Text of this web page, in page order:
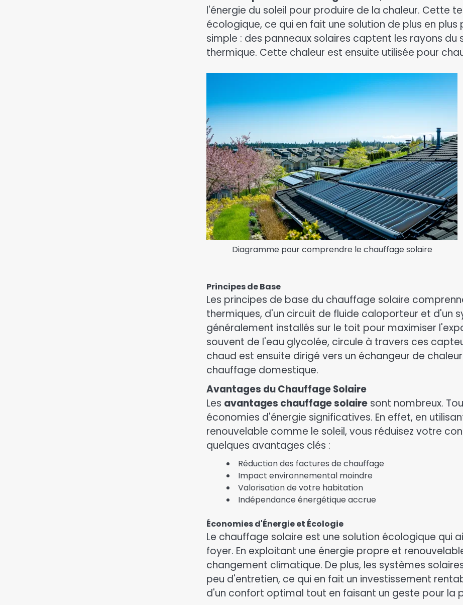
l'énergie du soleil pour produire de la chaleur. Cette
écologique, ce qui en fait une solution de plus en
simple : des panneaux solaires captent les rayons
thermique. Cette chaleur est ensuite utilisée pour
Diagramme pour comprendre le chauffage solaire
Principes de Base
Les principes de base du chauffage solaire
thermiques, d'un circuit de fluide caloporteur et d'un
généralement installés sur le toit pour maximiser
souvent de l'eau glycolée, circule à travers ces
chaud est ensuite dirigé vers un échangeur de
chauffage domestique.
Avantages du Chauffage Solaire
Les avantages chauffage solaire sont nombreux.
économies d'énergie significatives. En effet, en
renouvelable comme le soleil, vous réduisez votre
quelques avantages clés :
Réduction des factures de chauffage
Impact environnemental moindre
Valorisation de votre habitation
Indépendance énergétique accrue
Économies d'Énergie et Écologie
Le chauffage solaire est une solution écologique qui
foyer. En exploitant une énergie propre et
changement climatique. De plus, les systèmes
peu d'entretien, ce qui en fait un investissement
d'un confort optimal tout en faisant un geste pour la